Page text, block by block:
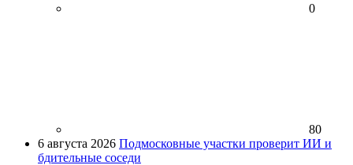
0
80
6 августа 2026 Подмосковные участки проверит ИИ и
бдительные соседи